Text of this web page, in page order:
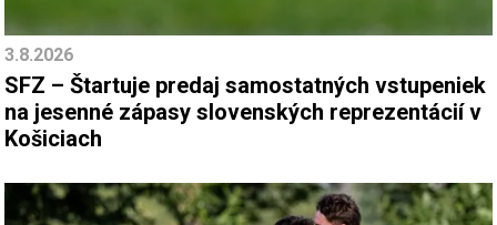
3.8.2026
SFZ – Štartuje predaj samostatných vstupeniek
na jesenné zápasy slovenských reprezentácií v
Košiciach